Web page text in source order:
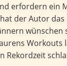
erfordern ein
der Autor